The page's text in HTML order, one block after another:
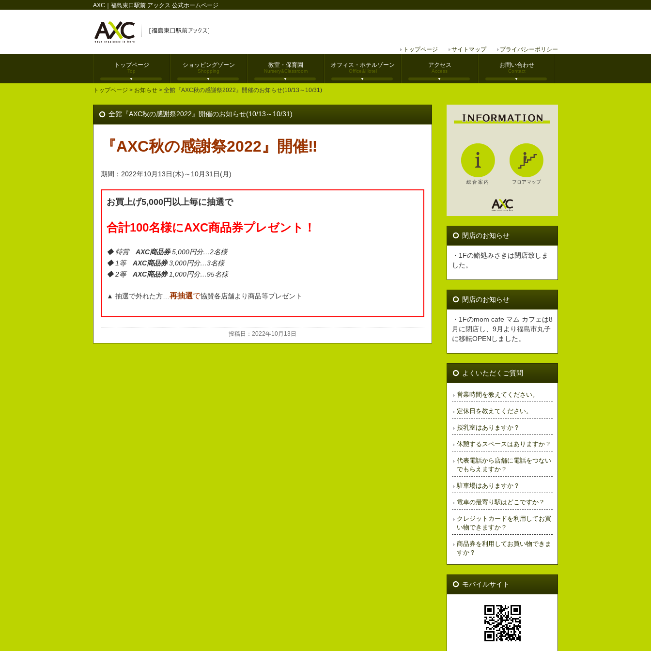
AXC｜福島東口駅前 アックス 公式ホームページ
トップページ サイトマップ プライバシーポリシー
トップページ
Top
ショッピングゾーン
Shopping
教室・保育園
Nursery&Classroom
オフィス・ホテルゾーン
Office&Hotel
アクセス
Access
お問い合わせ
Contact
トップページ > お知らせ > 全館『AXC秋の感謝祭2022』開催のお知らせ(10/13～10/31)
全館『AXC秋の感謝祭2022』開催のお知らせ(10/13～10/31)
『AXC秋の感謝祭2022』開催‼
期間：2022年10月13日(木)～10月31日(月)
お買上げ5,000円以上毎に抽選で
合計100名様にAXC商品券プレゼント！
◆ 特賞 AXC商品券5,000円分…2名様
◆ 1等 AXC商品券3,000円分…3名様
◆ 2等 AXC商品券1,000円分…95名様
▲ 抽選で外れた方… 再抽選で協賛各店舗より商品等プレゼント
投稿日：2022年10月13日
総合案内 フロアマップ
閉店のお知らせ
・1Fの鮨処みさきは閉店致しま
した。
閉店のお知らせ
・1Fのmom cafe マム カフェは8
月に閉店し、9月より福島市丸子
に移転OPENしました。
よくいただくご質問
営業時間を教えてください。
定休日を教えてください。
授乳室はありますか？
休憩するスペースはありますか？
代表電話から店舗に電話をつない
でもらえますか？
駐車場はありますか？
電車の最寄り駅はどこですか？
クレジットカードを利用してお買
い物できますか？
商品券を利用してお買い物できま
すか？
モバイルサイト